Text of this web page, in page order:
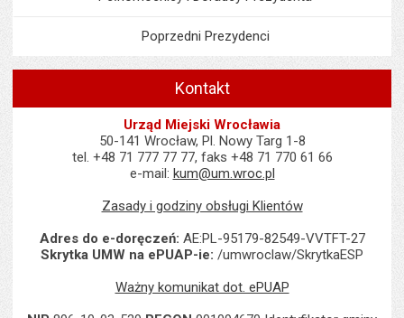
Poprzedni Prezydenci
Kontakt
Urząd Miejski Wrocławia
50-141 Wrocław, Pl. Nowy Targ 1-8
tel. +48 71 777 77 77, faks +48 71 770 61 66
e-mail: kum@um.wroc.pl
Zasady i godziny obsługi Klientów
Adres do e-doręczeń: AE:PL-95179-82549-VVTFT-27
Skrytka UMW na ePUAP-ie: /umwroclaw/SkrytkaESP
Ważny komunikat dot. ePUAP